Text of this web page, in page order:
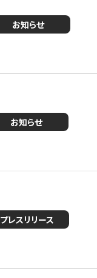
お知らせ
お知らせ
プレスリリース